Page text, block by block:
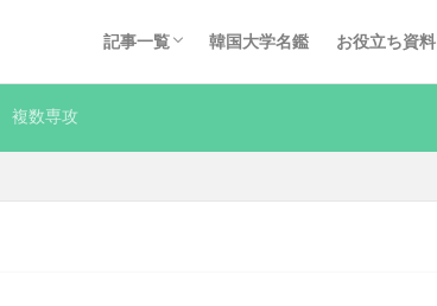
記事一覧
採用ノウハウ
インタビュー
Q&A
KOREC運営コラム
その他
韓国大学名鑑 お役立ち資料
複数専攻